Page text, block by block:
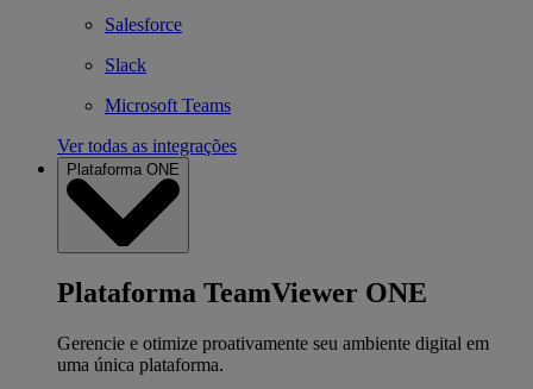
Salesforce
Slack
Microsoft Teams
Ver todas as integrações
Plataforma ONE
Plataforma TeamViewer ONE
Gerencie e otimize proativamente seu ambiente digital em
uma única plataforma.